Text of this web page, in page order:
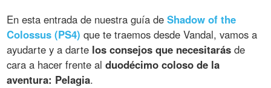
En esta entrada de nuestra guía deShadow of the
Colossus (PS4) que te traemos desde Vandal, vamos a
ayudarte y a darte los consejos que necesitarás de
cara a hacer frente alduodécimo coloso de la
aventura: Pelagia.